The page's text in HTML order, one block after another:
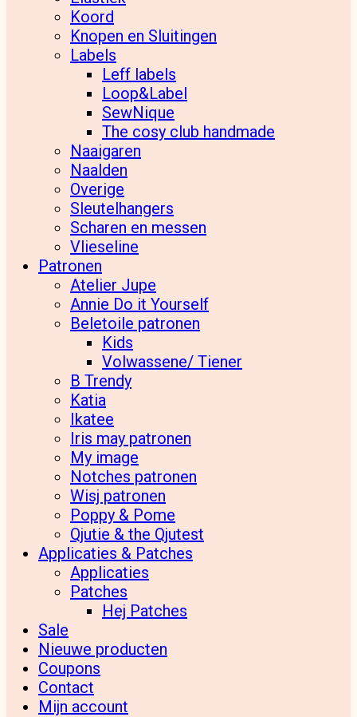
Koord
Knopen en Sluitingen
Labels
Leff labels
Loop&Label
SewNique
The cosy club handmade
Naaigaren
Naalden
Overige
Sleutelhangers
Scharen en messen
Vlieseline
Patronen
Atelier Jupe
Annie Do it Yourself
Beletoile patronen
Kids
Volwassene/ Tiener
B Trendy
Katia
Ikatee
Iris may patronen
My image
Notches patronen
Wisj patronen
Poppy & Pome
Qjutie & the Qjutest
Applicaties & Patches
Applicaties
Patches
Hej Patches
Sale
Nieuwe producten
Coupons
Contact
Mijn account